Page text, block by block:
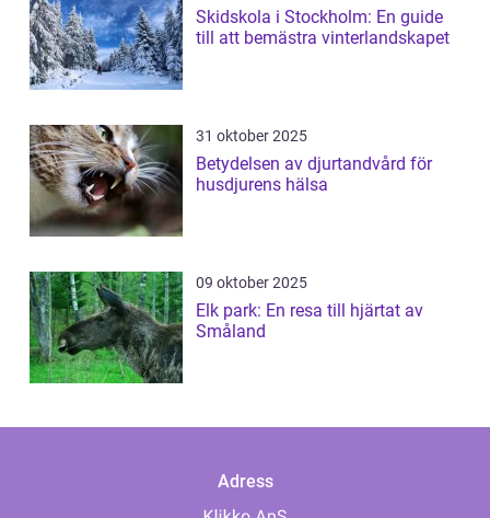
Skidskola i Stockholm: En guide
till att bemästra vinterlandskapet
31 oktober 2025
Betydelsen av djurtandvård för
husdjurens hälsa
09 oktober 2025
Elk park: En resa till hjärtat av
Småland
Adress